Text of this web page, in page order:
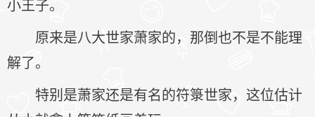
小王子。
原来是八大世家萧家的，那倒也不是不能理
解了。
特别是萧家还是有名的符箓世家，这位估计